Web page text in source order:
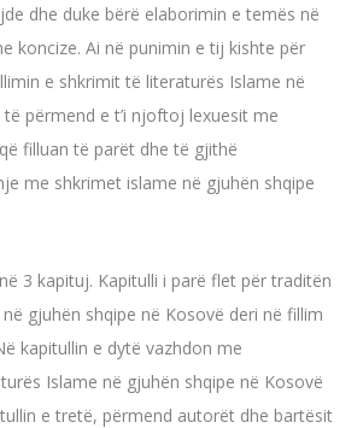
dhe duke bërë elaborimin e temës në
koncize. Ai në punimin e tij kishte për
e shkrimit të literaturës Islame në
përmend e t’i njoftoj lexuesit me
filluan të parët dhe të gjithë
me shkrimet islame në gjuhën shqipe
3 kapituj. Kapitulli i parë flet për traditën
gjuhën shqipe në Kosovë deri në fillim
kapitullin e dytë vazhdon me
Islame në gjuhën shqipe në Kosovë
e tretë, përmend autorët dhe bartësit